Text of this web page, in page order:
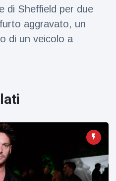
di Sheffield per due
aggravato, un
di un veicolo a